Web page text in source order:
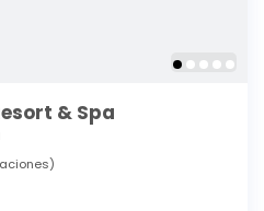
& Spa